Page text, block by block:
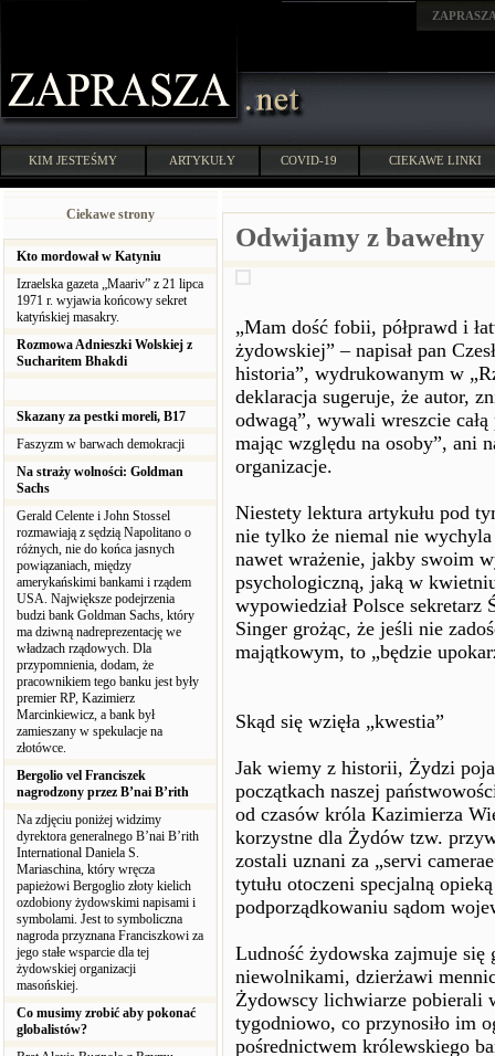
KIM JESTEŚMY ARTYKUŁY COVID-19 CIEKAWE LINKI
Ciekawe strony
Kto mordował w Katyniu
Izraelska gazeta „Maariv” z 21 lipca
1971 r. wyjawia końcowy sekret
katyńskiej masakry.
Rozmowa Adnieszki Wolskiej z
Sucharitem Bhakdi
Skazany za pestki moreli, B17
Faszyzm w barwach demokracji
Na straży wolności: Goldman
Sachs
Gerald Celente i John Stossel
rozmawiają z sędzią Napolitano o
różnych, nie do końca jasnych
powiązaniach, między
amerykańskimi bankami i rządem
USA. Największe podejrzenia
budzi bank Goldman Sachs, który
ma dziwną nadreprezentację we
władzach rządowych. Dla
przypomnienia, dodam, że
pracownikiem tego banku jest były
premier RP, Kazimierz
Marcinkiewicz, a bank był
zamieszany w spekulacje na
złotówce.
Bergolio vel Franciszek
nagrodzony przez B’nai B’rith
Na zdjęciu poniżej widzimy
dyrektora generalnego B’nai B’rith
International Daniela S.
Mariaschina, który wręcza
papieżowi Bergoglio złoty kielich
ozdobiony żydowskimi napisami i
symbolami. Jest to symboliczna
nagroda przyznana Franciszkowi za
jego stałe wsparcie dla tej
żydowskiej organizacji
masońskiej.
Co musimy zrobić aby pokonać
globalistów?
Odwijamy z bawełny
„Mam dość fobii, półprawd i
żydowskiej” – napisał pan
historia”, wydrukowanym w
deklaracja sugeruje, że autor,
odwagą”, wywali wreszcie
mając względu na osoby”, ani
organizacje.
Niestety lektura artykułu pod
nie tylko że niemal nie
nawet wrażenie, jakby swoim
psychologiczną, jaką w
wypowiedział Polsce
Singer grożąc, że jeśli nie
majątkowym, to „będzie
Skąd się wzięła „kwestia”
Jak wiemy z historii, Żydzi
początkach naszej
od czasów króla Kazimierza
korzystne dla Żydów tzw.
zostali uznani za „servi
tytułu otoczeni specjalną
podporządkowaniu sądom
Ludność żydowska zajmuje
niewolnikami, dzierżawi
Żydowscy lichwiarze pobierali
tygodniowo, co przynosiło im
pośrednictwem królewskiego